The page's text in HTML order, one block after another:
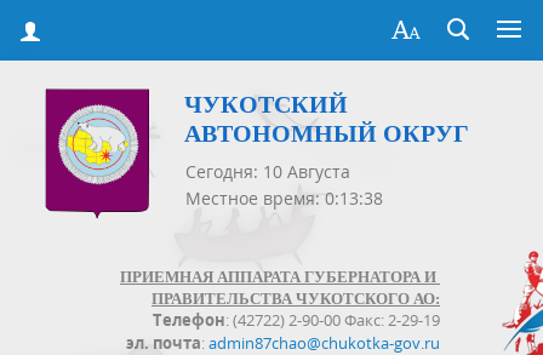
ЧУКОТСКИЙ
АВТОНОМНЫЙ ОКРУГ
Сегодня: 10 Августа
Местное время: 0:13:38
ПРИЕМНАЯ АППАРАТА ГУБЕРНАТОРА И
ПРАВИТЕЛЬСТВА ЧУКОТСКОГО АО:
Телефон: (42722) 2-90-00 Факс: 2-29-19
эл. почта:admin87chao@chukotka-gov.ru